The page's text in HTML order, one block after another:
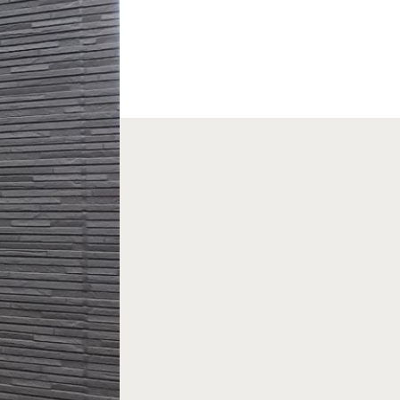
の見学予約はこちら
の見学予約はこちら